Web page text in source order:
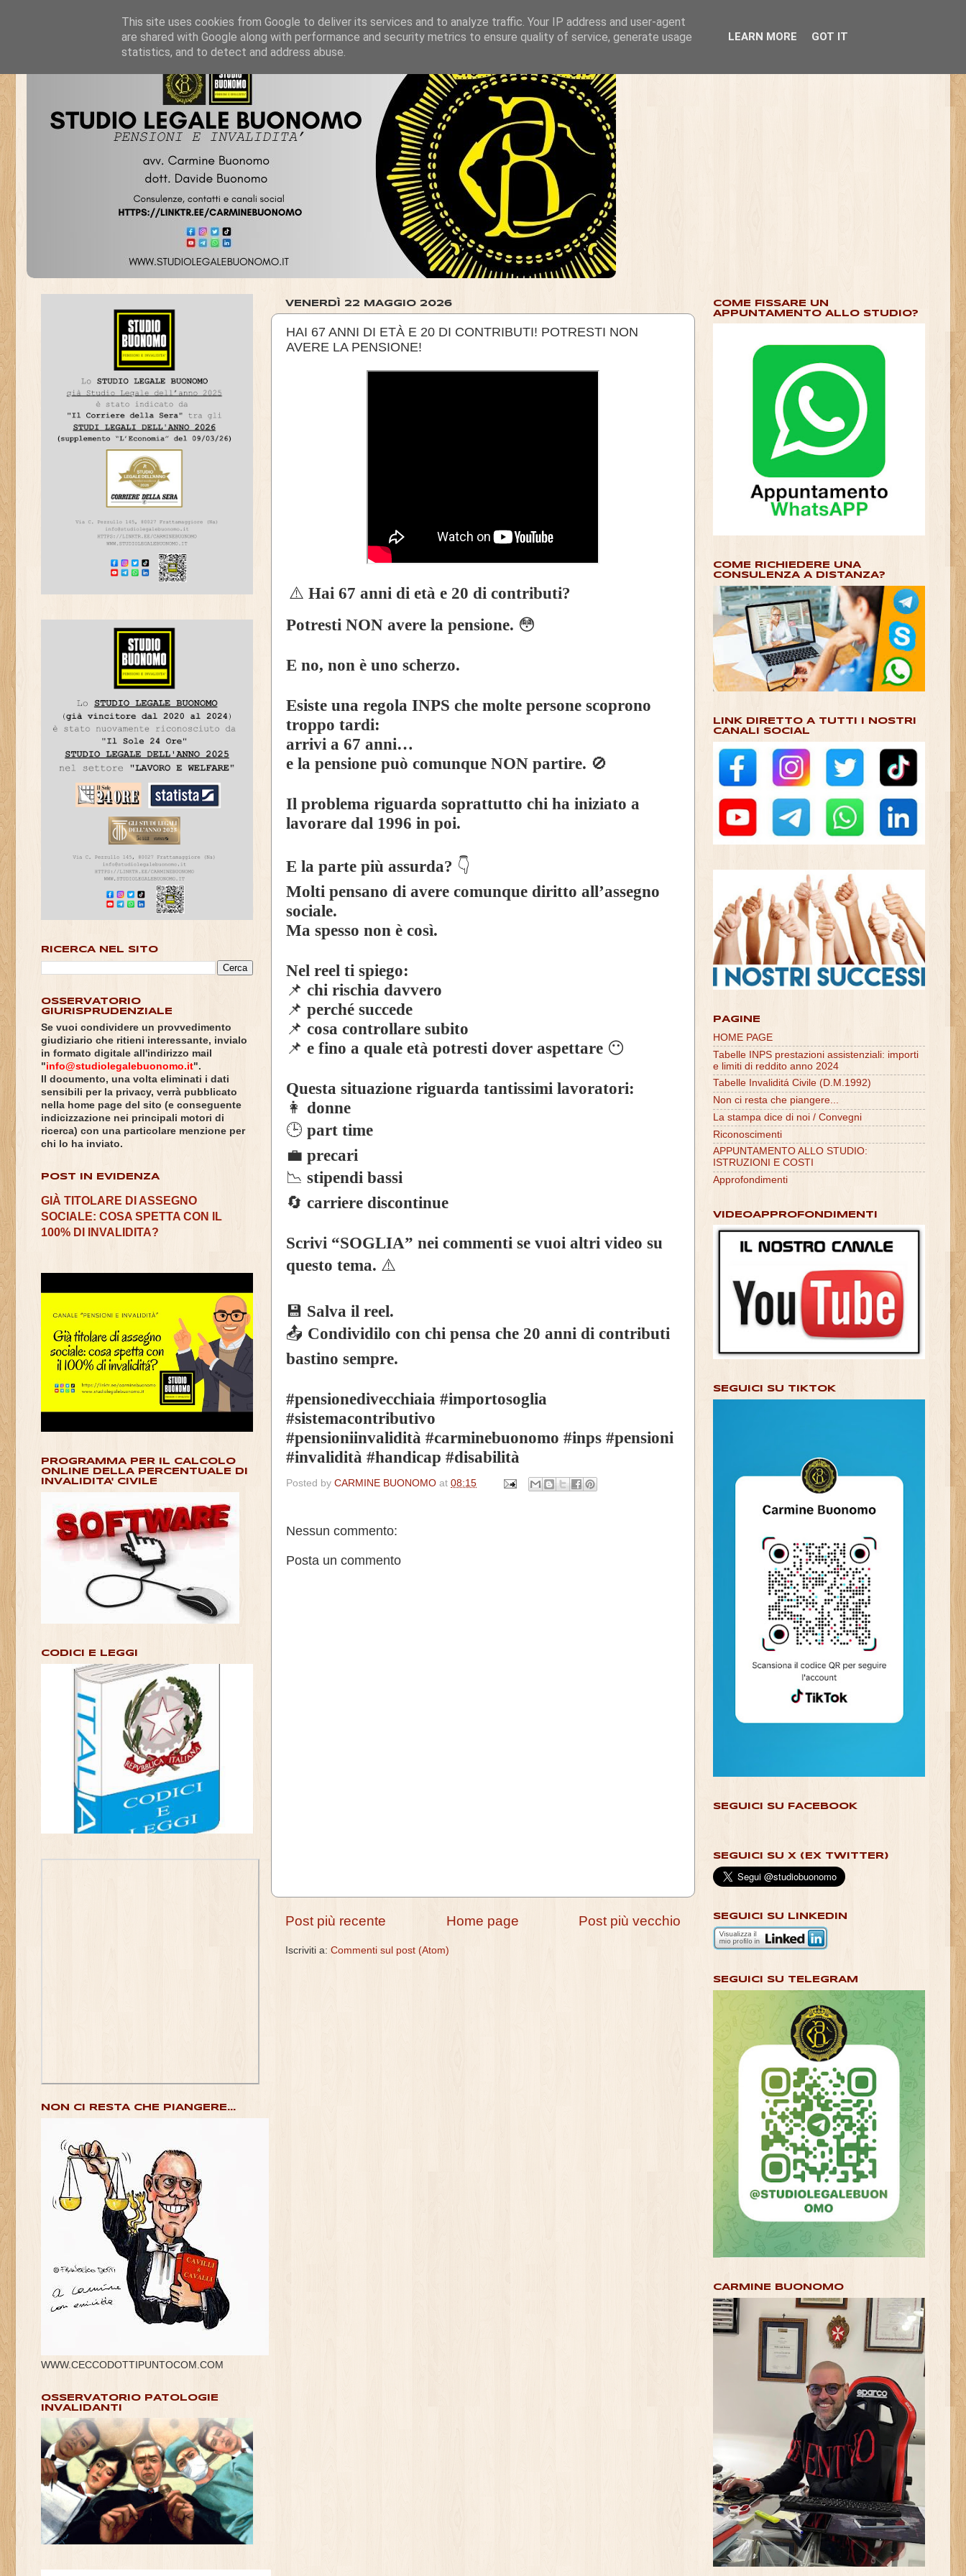
VENERDÌ 22 MAGGIO 2026
HAI 67 ANNI DI ETÀ E 20 DI CONTRIBUTI! POTRESTI NON
AVERE LA PENSIONE!
⚠️ Hai 67 anni di età e 20 di contributi?
Potresti NON avere la pensione. 😳
E no, non è uno scherzo.
Esiste una regola INPS che molte persone scoprono
troppo tardi:
arrivi a 67 anni…
e la pensione può comunque NON partire. 🚫
Il problema riguarda soprattutto chi ha iniziato a
lavorare dal 1996 in poi.
E la parte più assurda? 👇
Molti pensano di avere comunque diritto all’assegno
sociale.
Ma spesso non è così.
Nel reel ti spiego:
📌 chi rischia davvero
📌 perché succede
📌 cosa controllare subito
📌 e fino a quale età potresti dover aspettare 😶
Questa situazione riguarda tantissimi lavoratori:
👩 donne
🕒 part time
💼 precari
📉 stipendi bassi
🔄 carriere discontinue
Scrivi “SOGLIA” nei commenti se vuoi altri video su
questo tema. ⚠️
💾 Salva il reel.
📤 Condividilo con chi pensa che 20 anni di contributi
bastino sempre.
#pensionedivecchiaia #importosoglia
#sistemacontributivo
#pensioniinvalidità #carminebuonomo #inps #pensioni
#invalidità #handicap #disabilità
Posted by CARMINE BUONOMO at 08:15
Nessun commento:
Posta un commento
Post più recente Post più vecchio
Home page
Iscriviti a: Commenti sul post (Atom)
RICERCA NEL SITO
OSSERVATORIO
GIURISPRUDENZIALE
Se vuoi condividere un provvedimento
giudiziario che ritieni interessante, invialo
in formato digitale all'indirizzo mail
"info@studiolegalebuonomo.it".
Il documento, una volta eliminati i dati
sensibili per la privacy, verrà pubblicato
nella home page del sito (e conseguente
indicizzazione nei principali motori di
ricerca) con una particolare menzione per
chi lo ha inviato.
POST IN EVIDENZA
GIÀ TITOLARE DI ASSEGNO
SOCIALE: COSA SPETTA CON IL
100% DI INVALIDITA?
PROGRAMMA PER IL CALCOLO
ONLINE DELLA PERCENTUALE DI
INVALIDITA' CIVILE
CODICI E LEGGI
NON CI RESTA CHE PIANGERE...
WWW.CECCODOTTIPUNTOCOM.COM
OSSERVATORIO PATOLOGIE
INVALIDANTI
COME FISSARE UN
APPUNTAMENTO ALLO STUDIO?
COME RICHIEDERE UNA
CONSULENZA A DISTANZA?
LINK DIRETTO A TUTTI I NOSTRI
CANALI SOCIAL
PAGINE
HOME PAGE
Tabelle INPS prestazioni assistenziali: importi
e limiti di reddito anno 2024
Tabelle Invaliditá Civile (D.M.1992)
Non ci resta che piangere...
La stampa dice di noi / Convegni
Riconoscimenti
APPUNTAMENTO ALLO STUDIO:
ISTRUZIONI E COSTI
Approfondimenti
VIDEOAPPROFONDIMENTI
SEGUICI SU TIKTOK
SEGUICI SU FACEBOOK
SEGUICI SU X (EX TWITTER)
SEGUICI SU LINKEDIN
SEGUICI SU TELEGRAM
CARMINE BUONOMO
This site uses cookies from Google to deliver its services and to analyze traffic. Your IP address and user-agent
are shared with Google along with performance and security metrics to ensure quality of service, generate usage
statistics, and to detect and address abuse.
LEARN MORE GOT IT